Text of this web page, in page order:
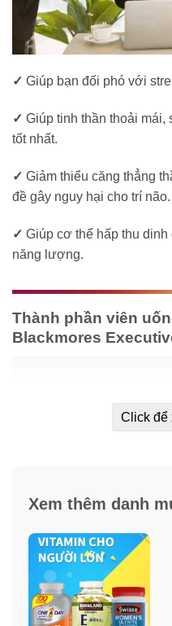
✓ Giúp bạn đối phó với
✓ Giúp tinh thần thoải mái,
tốt nhất.
✓ Giảm thiểu căng thẳng
đề gây nguy hại cho trí não.
✓ Giúp cơ thể hấp thu
năng lượng.
Thành phần viên
Blackmores
Click để
Xem thêm danh